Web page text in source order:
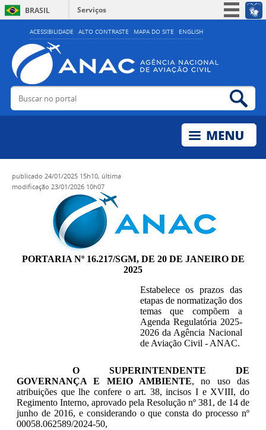
ACESSIBILIDADE ALTO CONTRASTE MAPA DO SITE ENGLISH
BRASIL
Serviços
Simplifique!
Acesso à informação
Legislação
Buscar no portal
publicado 24/01/2025 15h10, última
modificação 23/01/2026 10h07
PORTARIA Nº 16.217/SGM, DE 20 DE JANEIRO DE
2025
Estabelece os prazos das
etapas de normatização dos
temas que compõem a
Agenda Regulatória 2025-
2026 da Agência Nacional
de Aviação Civil - ANAC.
O SUPERINTENDENTE DE
GOVERNANÇA E MEIO AMBIENTE, no uso das
atribuições que lhe confere o art. 38, incisos I e XVIII, do
Regimento Interno, aprovado pela Resolução nº 381, de 14 de
junho de 2016, e considerando o que consta do processo nº
00058.062589/2024-50,